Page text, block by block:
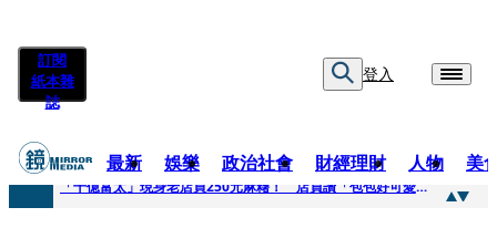
訂閱
紙本雜
誌
登入
最新 娛樂 政治社會 財經理財 人物 美
快訊
「千億富太」現身老店買250元麻糬！ 店員讚「包包好可愛」她笑回：我自己做的